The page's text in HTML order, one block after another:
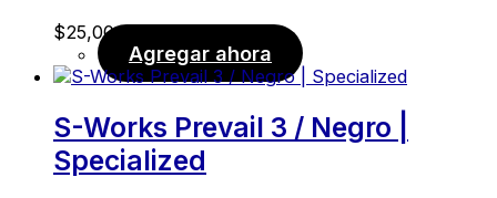
$25,00
Agregar ahora
S-Works Prevail 3 / Negro |
Specialized